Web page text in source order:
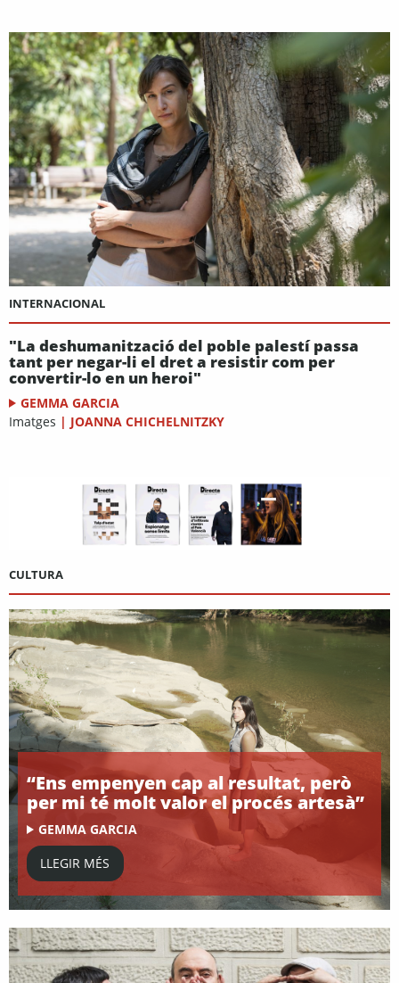
INTERNACIONAL
"La deshumanització del poble palestí passa
tant per negar-li el dret a resistir com per
convertir-lo en un heroi"
GEMMA GARCIA
Imatges | JOANNA CHICHELNITZKY
CULTURA
“Ens empenyen cap al resultat, però
per mi té molt valor el procés artesà”
GEMMA GARCIA
LLEGIR MÉS